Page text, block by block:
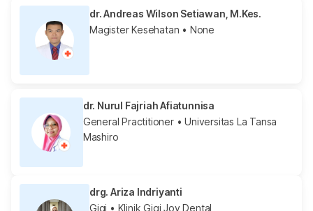
dr. Andreas Wilson Setiawan, M.Kes.
Magister Kesehatan • None
dr. Nurul Fajriah Afiatunnisa
General Practitioner• Universitas La Tansa
Mashiro
drg. Ariza Indriyanti
Gigi • Klinik Gigi Joy Dental